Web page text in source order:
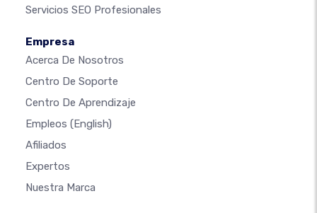
Servicios SEO Profesionales
Empresa
Acerca De Nosotros
Centro De Soporte
Centro De Aprendizaje
Empleos (English)
Afiliados
Expertos
Nuestra Marca